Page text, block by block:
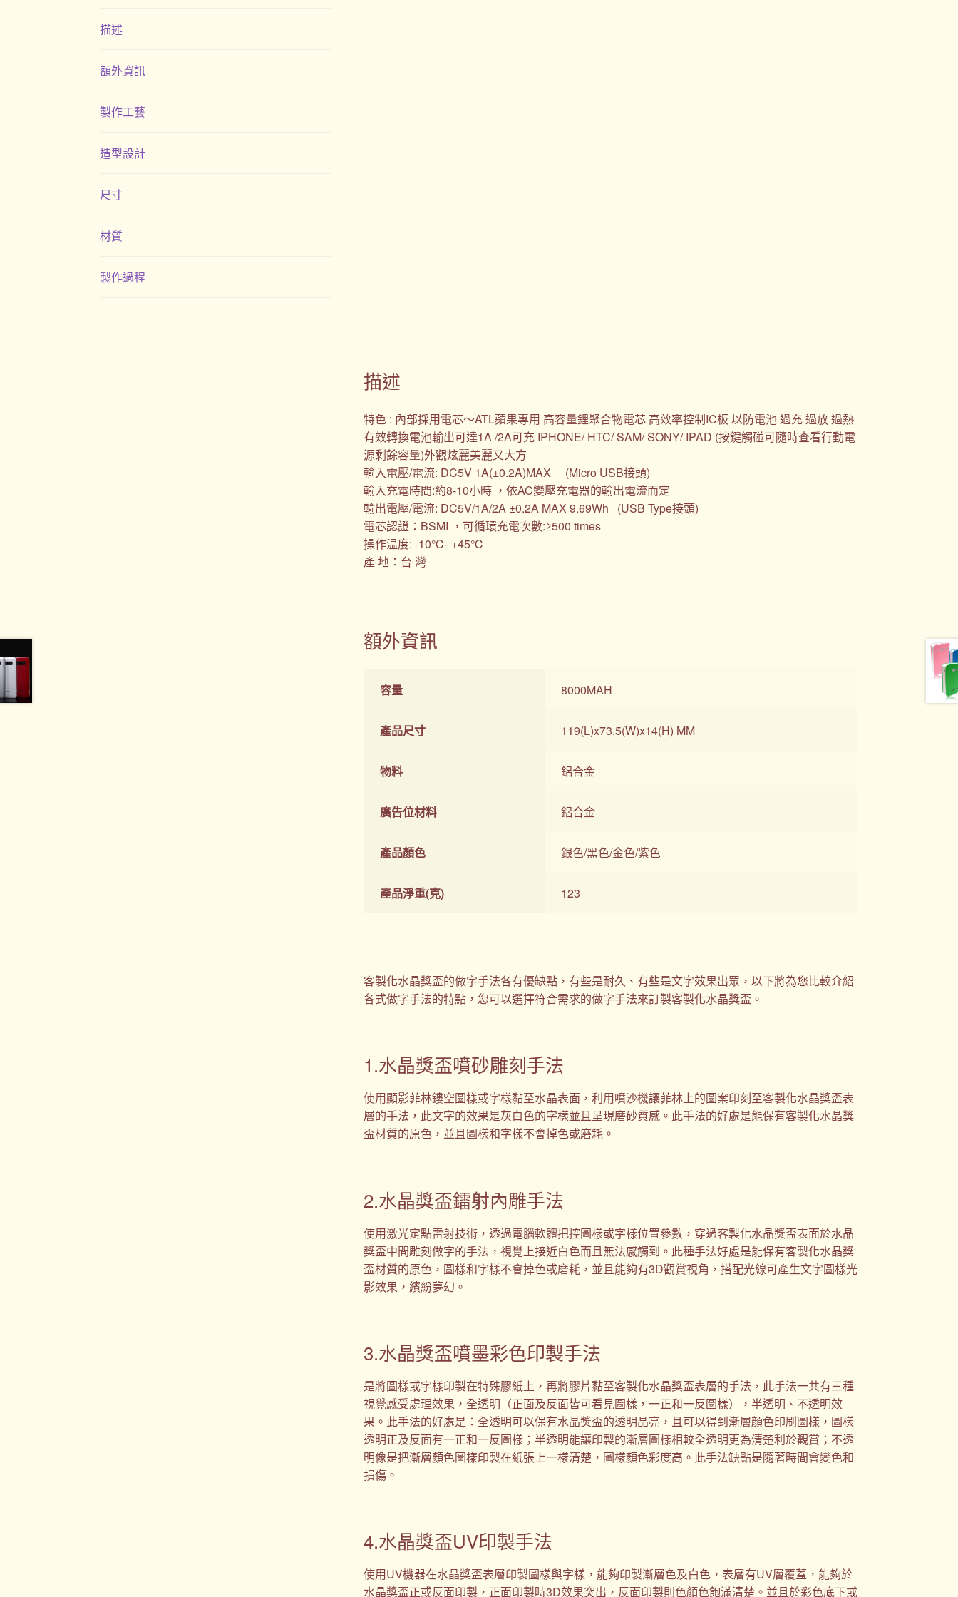
描述
額外資訊
製作工藝
造型設計
尺寸
材質
製作過程
描述
特色 : 內部採用電芯～ATL蘋果專用 高容量鋰聚合物電芯 高效率控制IC板 以防電池 過充 過放 過熱
有效轉換電池輸出可達1A /2A可充 IPHONE/ HTC/ SAM/ SONY/ IPAD (按鍵觸碰可隨時查看行動電
源剩餘容量)外觀炫麗美麗又大方
輸入電壓/電流: DC5V 1A(±0.2A)MAX (Micro USB接頭)
輸入充電時間:約8-10小時 ，依AC變壓充電器的輸出電流而定
輸出電壓/電流: DC5V/1A/2A ±0.2A MAX 9.69Wh (USB Type接頭)
電芯認證：BSMI ，可循環充電次數:≥500 times
操作温度: -10℃- +45℃
產 地：台 灣
額外資訊
容量 8000MAH
產品尺寸 119(L)x73.5(W)x14(H) MM
物料 鋁合金
廣告位材料 鋁合金
產品顏色 銀色/黑色/金色/紫色
產品淨重(克) 123
客製化水晶獎盃的做字手法各有優缺點，有些是耐久、有些是文字效果出眾，以下將為您比較介紹
各式做字手法的特點，您可以選擇符合需求的做字手法來訂製客製化水晶獎盃。
1.水晶獎盃噴砂雕刻手法
使用顯影菲林鏤空圖樣或字樣黏至水晶表面，利用噴沙機讓菲林上的圖案印刻至客製化水晶獎盃表
層的手法，此文字的效果是灰白色的字樣並且呈現磨砂質感。此手法的好處是能保有客製化水晶獎
盃材質的原色，並且圖樣和字樣不會掉色或磨耗。
2.水晶獎盃鐳射內雕手法
使用激光定點雷射技術，透過電腦軟體把控圖樣或字樣位置參數，穿過客製化水晶獎盃表面於水晶
獎盃中間雕刻做字的手法，視覺上接近白色而且無法感觸到。此種手法好處是能保有客製化水晶獎
盃材質的原色，圖樣和字樣不會掉色或磨耗，並且能夠有3D觀賞視角，搭配光線可產生文字圖樣光
影效果，繽紛夢幻。
3.水晶獎盃噴墨彩色印製手法
是將圖樣或字樣印製在特殊膠紙上，再將膠片黏至客製化水晶獎盃表層的手法，此手法一共有三種
視覺感受處理效果，全透明（正面及反面皆可看見圖樣，一正和一反圖樣），半透明、不透明效
果。此手法的好處是：全透明可以保有水晶獎盃的透明晶亮，且可以得到漸層顏色印刷圖樣，圖樣
透明正及反面有一正和一反圖樣；半透明能讓印製的漸層圖樣相較全透明更為清楚利於觀賞；不透
明像是把漸層顏色圖樣印製在紙張上一樣清楚，圖樣顏色彩度高。此手法缺點是隨著時間會變色和
損傷。
4.水晶獎盃UV印製手法
使用UV機器在水晶獎盃表層印製圖樣與字樣，能夠印製漸層色及白色，表層有UV層覆蓋，能夠於
水晶獎盃正或反面印製，正面印製時3D效果突出，反面印製則色顏色飽滿清楚。並且於彩色底下或